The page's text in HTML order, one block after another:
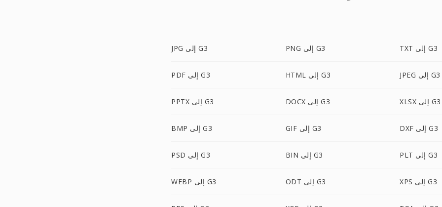
JPG إلى G3 PNG إلى G3 TXT إلى G3
PDF إلى G3 HTML إلى G3 JPEG إلى G3
PPTX إلى G3 DOCX إلى G3 XLSX إلى G3
BMP إلى G3 GIF إلى G3 DXF إلى G3
PSD إلى G3 BIN إلى G3 PLT إلى G3
WEBP إلى G3 ODT إلى G3 XPS إلى G3